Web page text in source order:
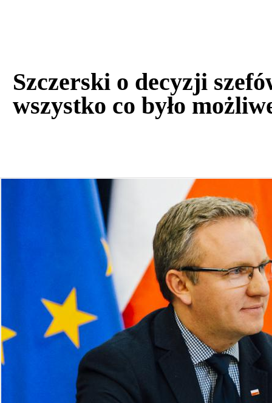
Szczerski o decyzji
wszystko co było